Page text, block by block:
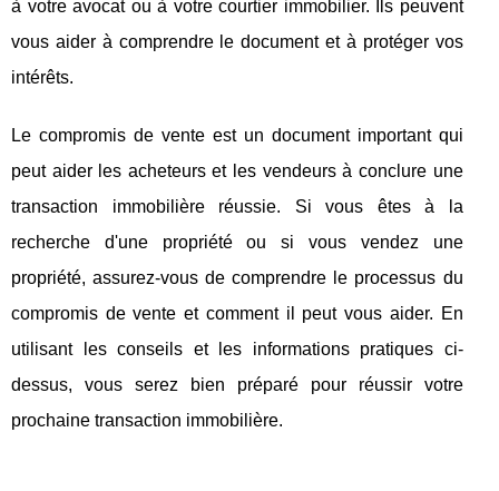
à votre avocat ou à votre courtier immobilier. Ils peuvent
vous aider à comprendre le document et à protéger vos
intérêts.
Le compromis de vente est un document important qui
peut aider les acheteurs et les vendeurs à conclure une
transaction immobilière réussie. Si vous êtes à la
recherche d'une propriété ou si vous vendez une
propriété, assurez-vous de comprendre le processus du
compromis de vente et comment il peut vous aider. En
utilisant les conseils et les informations pratiques ci-
dessus, vous serez bien préparé pour réussir votre
prochaine transaction immobilière.